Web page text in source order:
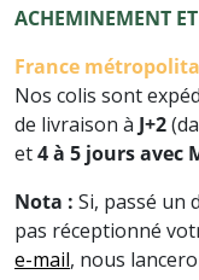
ACHEMINEMENT
France
Nos colis sont
de livraison à J+2
et4 à 5 jours avec
Nota : Si, passé un
pas réceptionné
e-mail, nous